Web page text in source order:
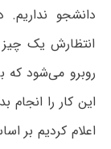
دانشجو نداریم.
انتظارش یک
روبرو می‌شود که
این کار را
اعلام کردیم بر